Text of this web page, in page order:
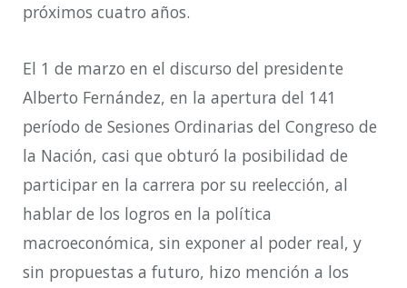
próximos cuatro años.
El 1 de marzo en el discurso del presidente
Alberto Fernández, en la apertura del 141
período de Sesiones Ordinarias del Congreso de
la Nación, casi que obturó la posibilidad de
participar en la carrera por su reelección, al
hablar de los logros en la política
macroeconómica, sin exponer al poder real, y
sin propuestas a futuro, hizo mención a los